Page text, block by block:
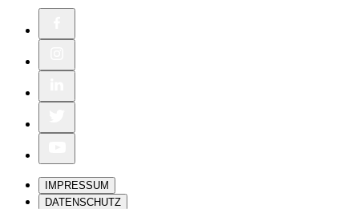
IMPRESSUM
DATENSCHUTZ